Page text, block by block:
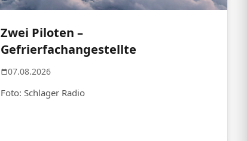
Zwei Piloten –
Gefrierfachangestellte
07.08.2026
Foto: Schlager Radio